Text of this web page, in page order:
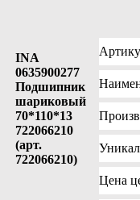
INA
0635900277
Подшипник
шариковый
70*110*13
722066210
(арт.
722066210)
Цена